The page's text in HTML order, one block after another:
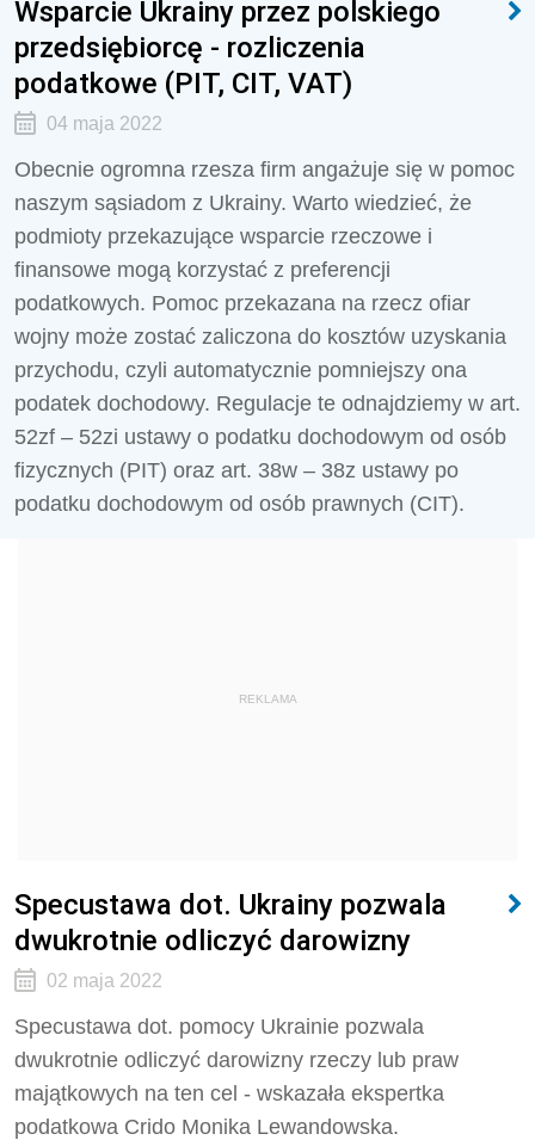
Wsparcie Ukrainy przez polskiego
przedsiębiorcę - rozliczenia
podatkowe (PIT, CIT, VAT)
04 maja 2022
Obecnie ogromna rzesza firm angażuje się w pomoc
naszym sąsiadom z Ukrainy. Warto wiedzieć, że
podmioty przekazujące wsparcie rzeczowe i
finansowe mogą korzystać z preferencji
podatkowych. Pomoc przekazana na rzecz ofiar
wojny może zostać zaliczona do kosztów uzyskania
przychodu, czyli automatycznie pomniejszy ona
podatek dochodowy. Regulacje te odnajdziemy w art.
52zf – 52zi ustawy o podatku dochodowym od osób
fizycznych (PIT) oraz art. 38w – 38z ustawy po
podatku dochodowym od osób prawnych (CIT).
REKLAMA
Specustawa dot. Ukrainy pozwala
dwukrotnie odliczyć darowizny
02 maja 2022
Specustawa dot. pomocy Ukrainie pozwala
dwukrotnie odliczyć darowizny rzeczy lub praw
majątkowych na ten cel - wskazała ekspertka
podatkowa Crido Monika Lewandowska.